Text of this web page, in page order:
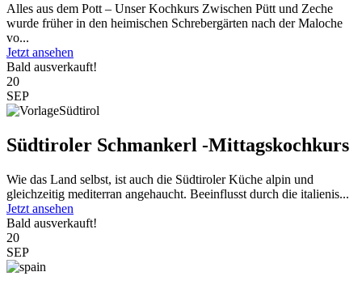
Alles aus dem Pott – Unser Kochkurs Zwischen Pütt und Zeche
wurde früher in den heimischen Schrebergärten nach der Maloche
vo...
Jetzt ansehen
Bald ausverkauft!
20
SEP
Südtiroler Schmankerl -Mittagskochkurs
Wie das Land selbst, ist auch die Südtiroler Küche alpin und
gleichzeitig mediterran angehaucht. Beeinflusst durch die italienis...
Jetzt ansehen
Bald ausverkauft!
20
SEP